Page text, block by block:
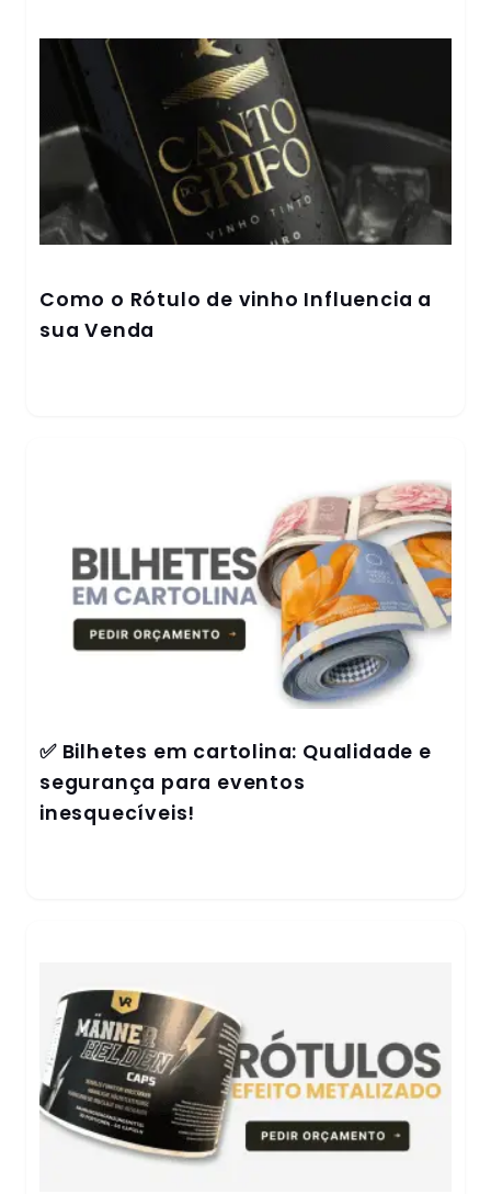
Como o Rótulo de vinho Influencia a
sua Venda
✅ Bilhetes em cartolina: Qualidade e
segurança para eventos
inesquecíveis!